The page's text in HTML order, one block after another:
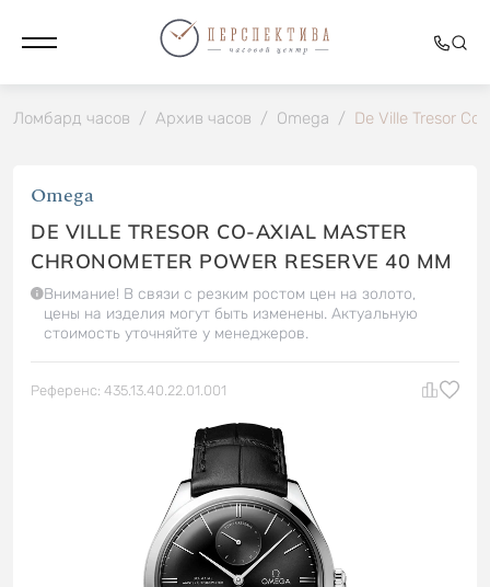
Ломбард часов / Архив часов / Omega / De Ville Tresor
Omega
DE VILLE TRESOR CO-AXIAL MASTER
CHRONOMETER POWER RESERVE 40 MM
Внимание! В связи с резким ростом цен на золото,
цены на изделия могут быть изменены. Актуальную
стоимость уточняйте у менеджеров.
Референс: 435.13.40.22.01.001